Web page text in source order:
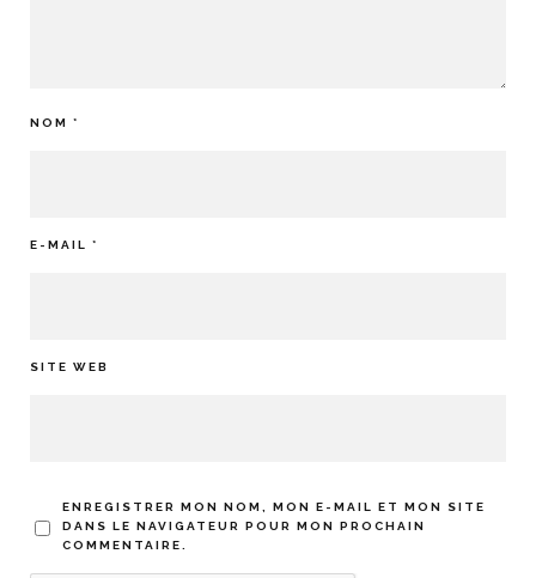
NOM *
E-MAIL *
SITE WEB
ENREGISTRER MON NOM, MON E-MAIL ET MON SITE
DANS LE NAVIGATEUR POUR MON PROCHAIN
COMMENTAIRE.